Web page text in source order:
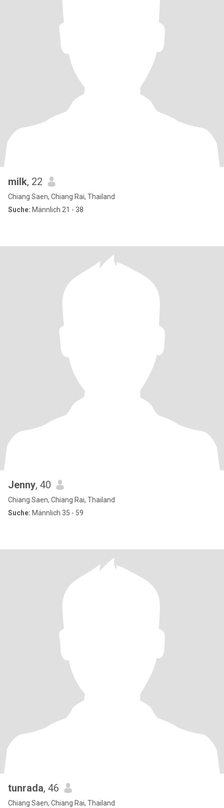
milk, 22
Chiang Saen, Chiang Rai, Thailand
Suche: Männlich 21 - 38
Jenny, 40
Chiang Saen, Chiang Rai, Thailand
Suche: Männlich 35 - 59
tunrada, 46
Chiang Saen, Chiang Rai, Thailand